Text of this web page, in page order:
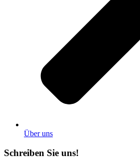
Über uns
Schreiben Sie uns!